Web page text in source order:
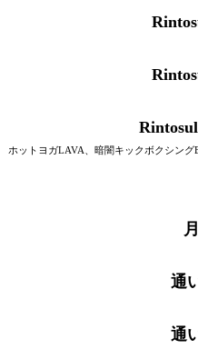
ホットヨガLAVA、暗闇キックボクシング
通
通